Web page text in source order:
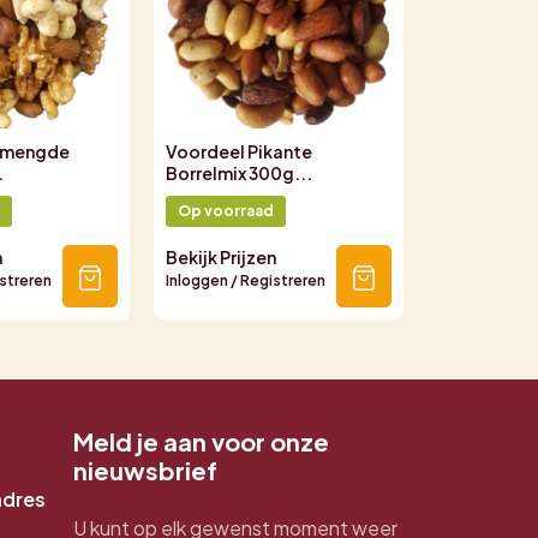
Voordeel Pikante
Borrelmix 300g...
Op voorraad
Bekijk Prijzen
Inloggen / Registreren
Meld je aan voor onze
nieuwsbrief
U kunt op elk gewenst moment weer